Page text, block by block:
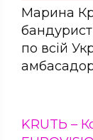
Марина
по всій
KRUTЬ –